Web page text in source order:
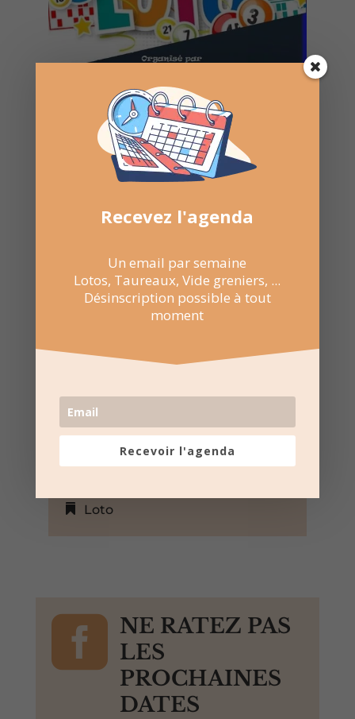
11 Fév 2023
Ville de Codognan
+ Google Map
Codognan
Voir le site Web de
Loto

NE RATEZ PAS
LES
PROCHAINES
DATES
Recevez l'agenda
Un email par semaine
Lotos, Taureaux, Vide greniers, ...
Désinscription possible à tout
moment
Recevoir l'agenda